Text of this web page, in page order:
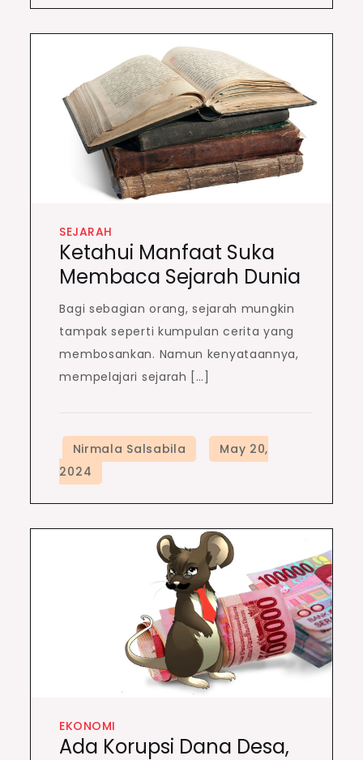
SEJARAH
Ketahui Manfaat Suka
Membaca Sejarah Dunia
Bagi sebagian orang, sejarah mungkin
tampak seperti kumpulan cerita yang
membosankan. Namun kenyataannya,
mempelajari sejarah […]
EKONOMI
Ada Korupsi Dana Desa,